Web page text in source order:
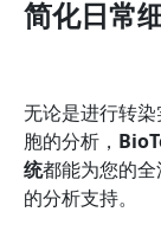
简化日常
无论是进行转
胞的分析，
统都能为您的
的分析支持。